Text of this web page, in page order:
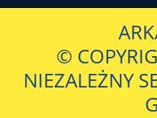
©
NIEZALEŻNY